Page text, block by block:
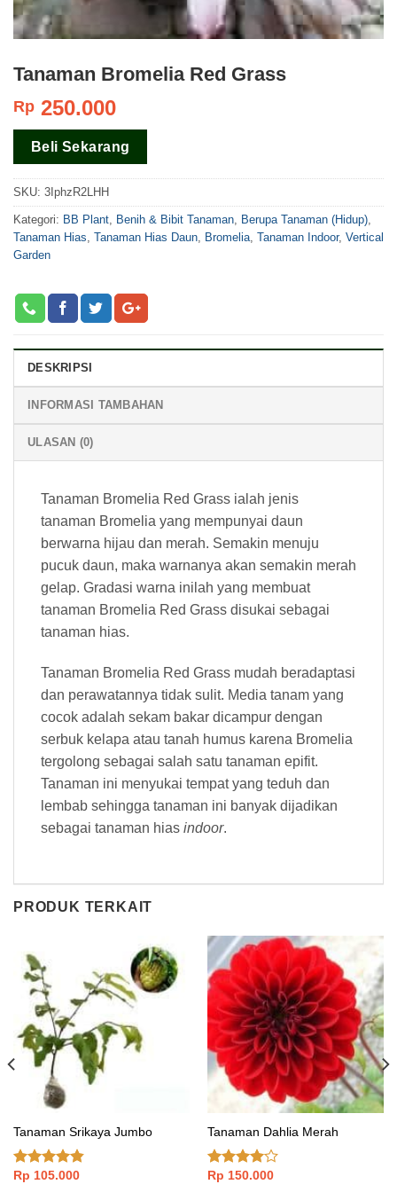
Tanaman Bromelia Red Grass
Rp 250.000
Beli Sekarang
SKU: 3IphzR2LHH
Kategori: BB Plant Benih & Bibit Tanaman Berupa Tanaman (Hidup)
Tanaman Hias Tanaman Hias Daun Bromelia Tanaman Indoor, Vertical
Garden
DESKRIPSI
INFORMASI TAMBAHAN
ULASAN (0)
Tanaman Bromelia Red Grass ialah jenis
tanaman Bromelia yang mempunyai daun
berwarna hijau dan merah. Semakin menuju
pucuk daun, maka warnanya akan semakin merah
gelap. Gradasi warna inilah yang membuat
tanaman Bromelia Red Grass disukai sebagai
tanaman hias.
Tanaman Bromelia Red Grass mudah beradaptasi
dan perawatannya tidak sulit. Media tanam yang
cocok adalah sekam bakar dicampur dengan
serbuk kelapa atau tanah humus karena Bromelia
tergolong sebagai salah satu tanaman epifit.
Tanaman ini menyukai tempat yang teduh dan
lembab sehingga tanaman ini banyak dijadikan
sebagai tanaman hias indoor.
PRODUK TERKAIT
Tanaman Srikaya Jumbo
Dinilai
Rp 105.000
Tanaman Dahlia Merah
Dinilai
Rp 150.000